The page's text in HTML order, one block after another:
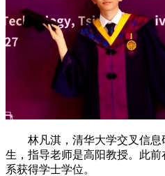
林凡淇，清华大学交叉信息
生，指导老师是高阳教授。此
系获得学士学位。